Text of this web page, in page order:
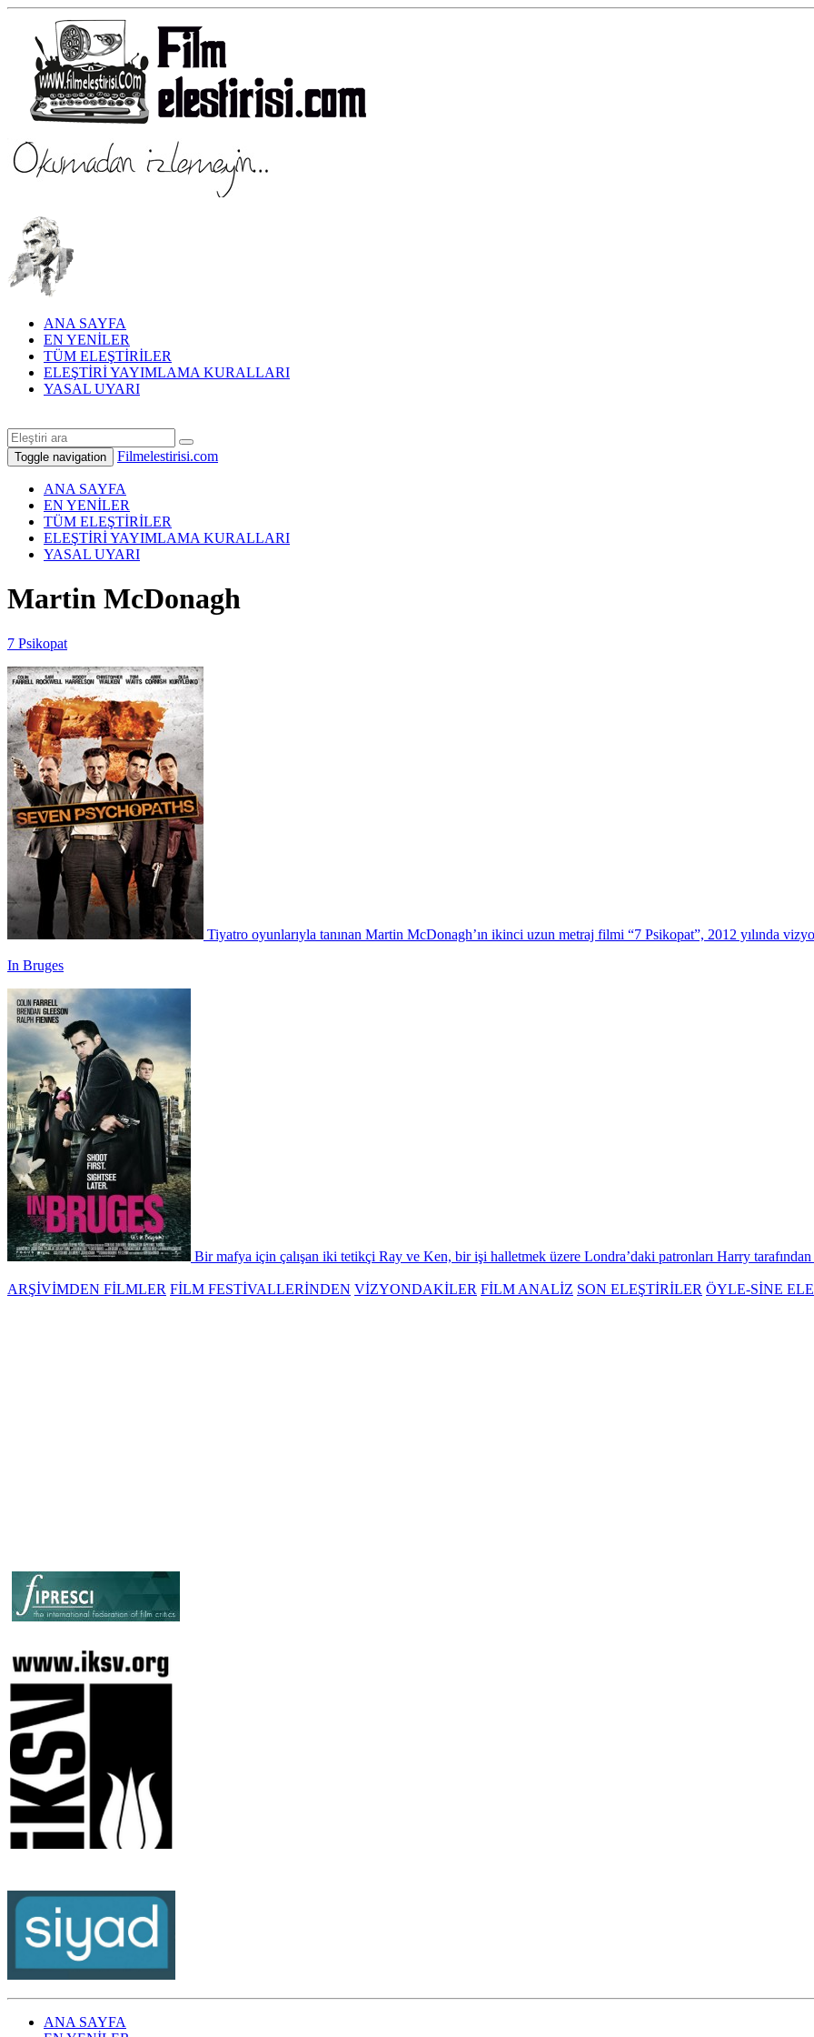
ANA SAYFA
EN YENİLER
TÜM ELEŞTİRİLER
ELEŞTİRİ YAYIMLAMA KURALLARI
YASAL UYARI
Toggle navigation Filmelestirisi.com
ANA SAYFA
EN YENİLER
TÜM ELEŞTİRİLER
ELEŞTİRİ YAYIMLAMA KURALLARI
YASAL UYARI
Martin McDonagh
7 Psikopat
Tiyatro oyunlarıyla tanınan Martin McDonagh’ın ikinci uzun metraj filmi “7 Psikopat”, 2012 yılında
In Bruges
Bir mafya için çalışan iki tetikçi Ray ve Ken, bir işi halletmek üzere Londra’daki patronları Harry
ARŞİVİMDEN FİLMLER FİLM FESTİVALLERİNDEN VİZYONDAKİLER FİLM ANALİZ SON ELEŞTİRİLER ÖYLE-SİNE
ANA SAYFA